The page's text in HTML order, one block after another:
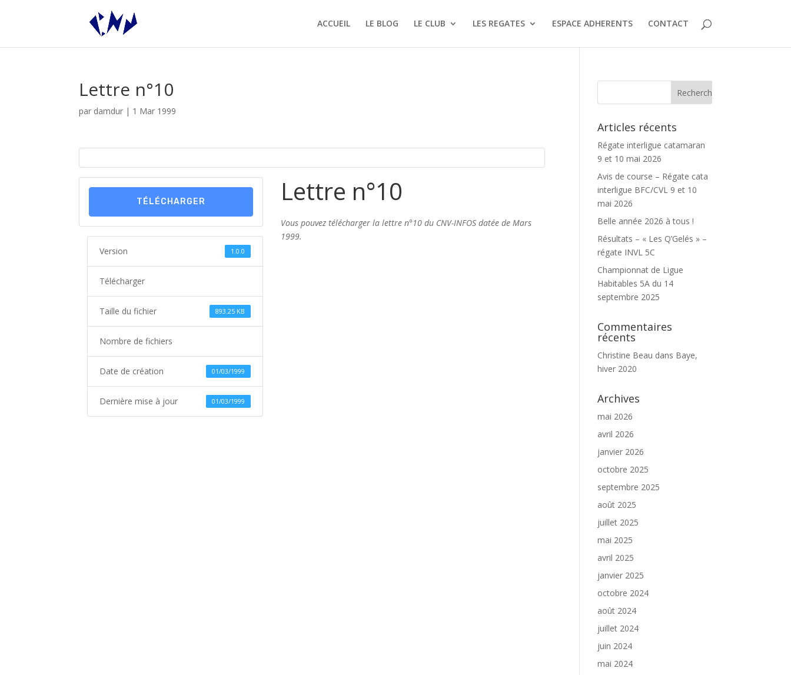
ACCUEIL LE BLOG LE CLUB LES REGATES ESPACE ADHERENTS CONTACT
Lettre n°10
par damdur | 1 Mar 1999
TÉLÉCHARGER
Version 1.0.0
Télécharger
Taille du fichier 893.25 KB
Nombre de fichiers
Date de création 01/03/1999
Dernière mise à jour 01/03/1999
Lettre n°10
Vous pouvez télécharger la lettre n°10 du CNV-INFOS datée de Mars
1999.
Articles récents
Régate interligue catamaran
9 et 10 mai 2026
Avis de course – Régate cata
interligue BFC/CVL 9 et 10
mai 2026
Belle année 2026 à tous !
Résultats – « Les Q’Gelés » –
régate INVL 5C
Championnat de Ligue
Habitables 5A du 14
septembre 2025
Commentaires
récents
Christine Beau dans Baye,
hiver 2020
Archives
mai 2026
avril 2026
janvier 2026
octobre 2025
septembre 2025
août 2025
juillet 2025
mai 2025
avril 2025
janvier 2025
octobre 2024
août 2024
juillet 2024
juin 2024
mai 2024